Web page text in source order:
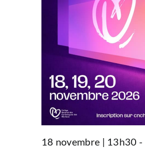
18 novembre | 13h30 -